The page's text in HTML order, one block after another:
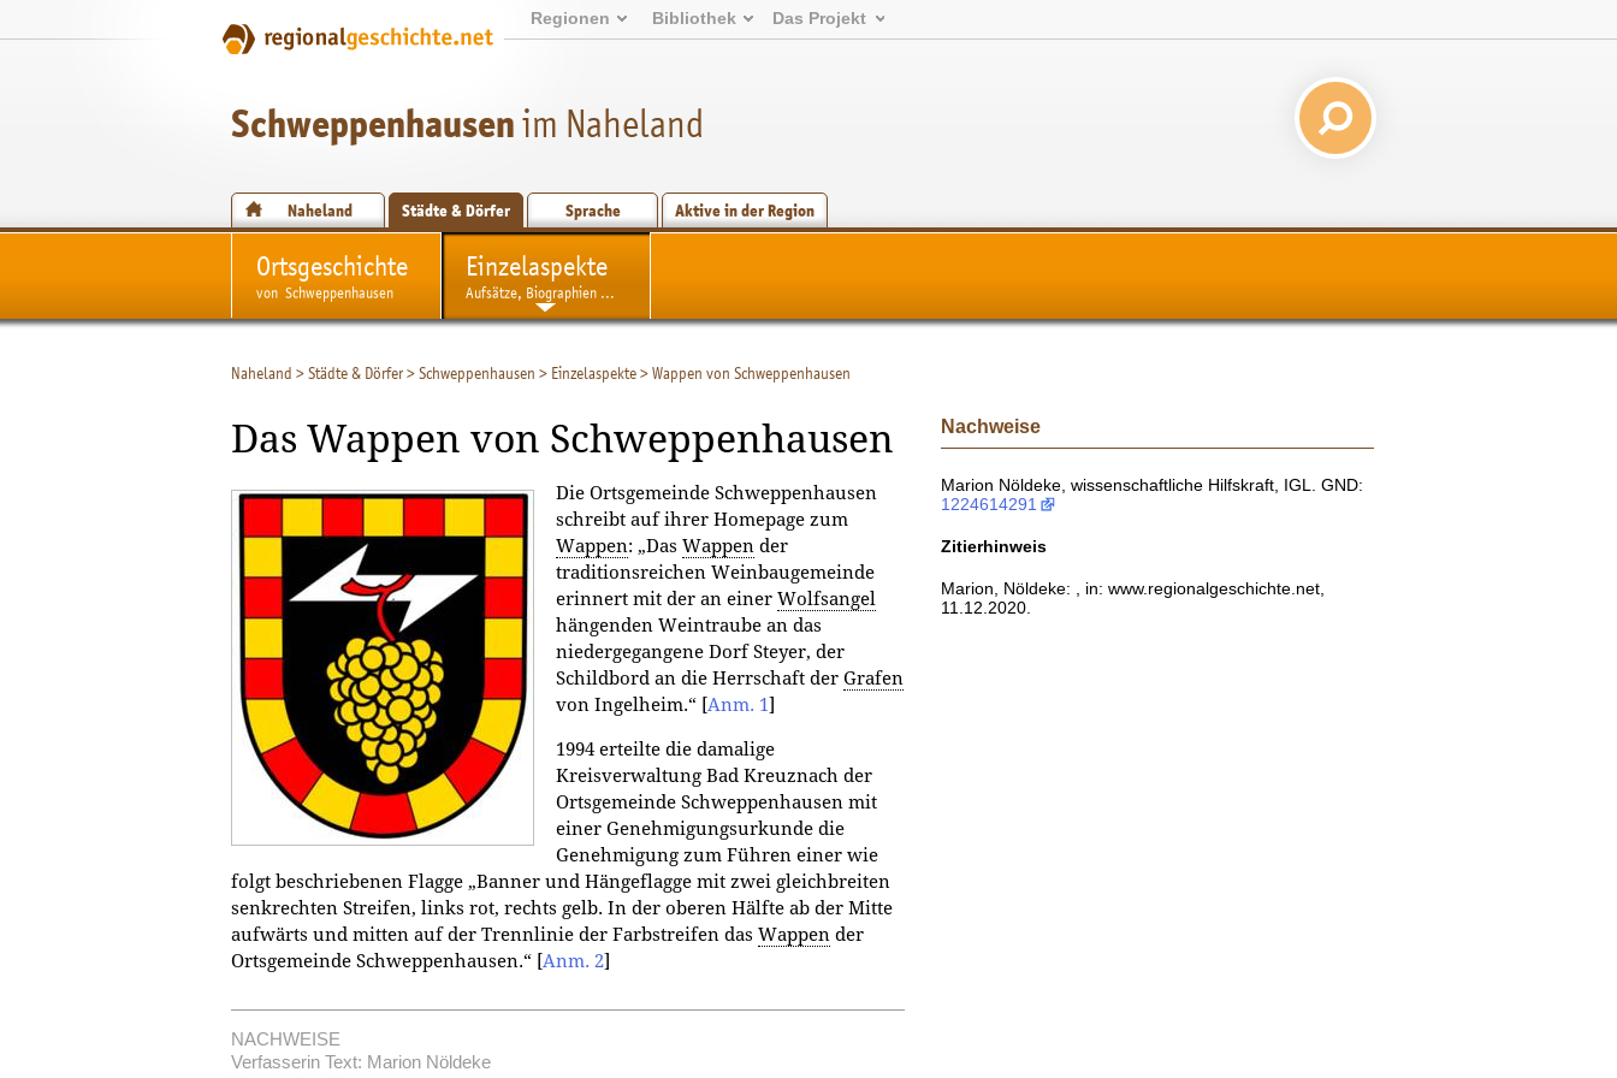
Regionen Bibliothek Das Projekt
Schweppenhausenim Naheland
Naheland Städte & Dörfer Sprache Aktive in der Region
Ortsgeschichte
von Schweppenhausen
Einzelaspekte
Aufsätze, Biographien ...
Naheland >Städte & Dörfer>Schweppenhausen > Einzelaspekte>Wappen von Schweppenhausen
Das Wappen von Schweppenhausen
Die Ortsgemeinde Schweppenhausen
schreibt auf ihrer Homepage zum
Wappen: „Das Wappen der
traditionsreichen Weinbaugemeinde
erinnert mit der an einer Wolfsangel
hängenden Weintraube an das
niedergegangene Dorf Steyer, der
Schildbord an die Herrschaft der Grafen
von Ingelheim.“ [Anm. 1]
1994 erteilte die damalige
Kreisverwaltung Bad Kreuznach der
Ortsgemeinde Schweppenhausen mit
einer Genehmigungsurkunde die
Genehmigung zum Führen einer wie
folgt beschriebenen Flagge „Banner und Hängeflagge mit zwei gleichbreiten
senkrechten Streifen, links rot, rechts gelb. In der oberen Hälfte ab der Mitte
aufwärts und mitten auf der Trennlinie der Farbstreifen das Wappen der
Ortsgemeinde Schweppenhausen.“ [Anm. 2]
NACHWEISE
Verfasserin Text: Marion Nöldeke
Nachweise
Marion Nöldeke, wissenschaftliche Hilfskraft, IGL. GND:
1224614291
Zitierhinweis
Marion, Nöldeke: , in: www.regionalgeschichte.net,
11.12.2020.